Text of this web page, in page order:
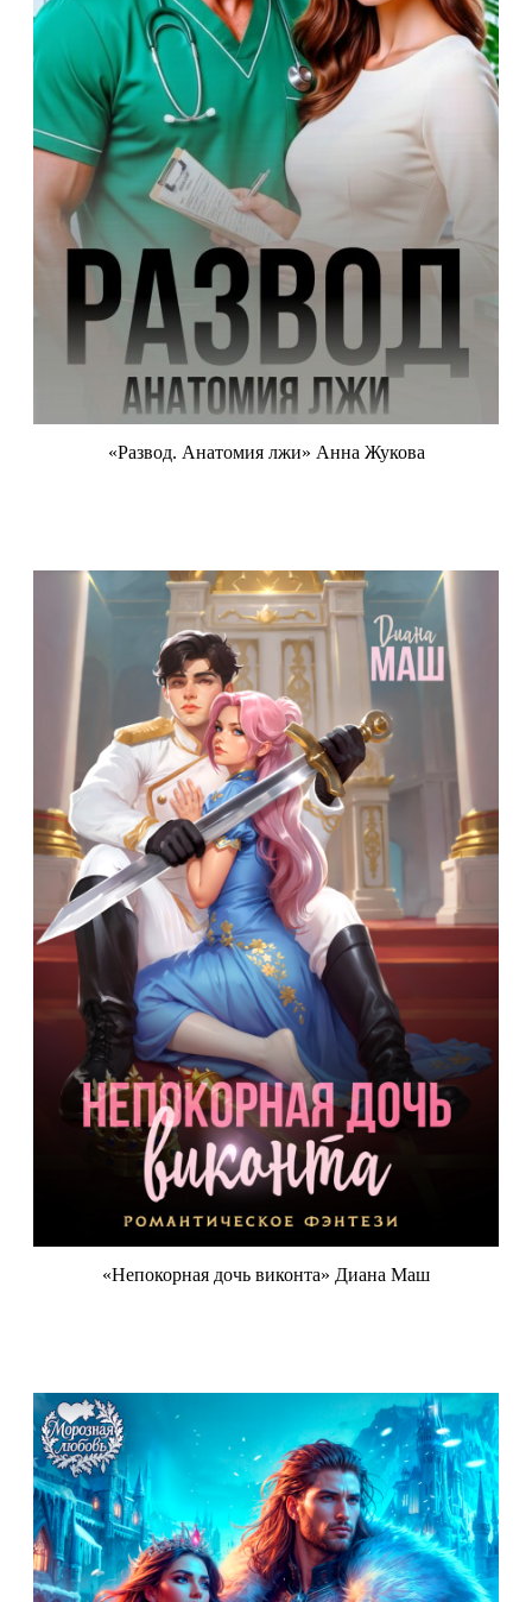
«Развод. Анатомия лжи» Анна Жукова
«Непокорная дочь виконта» Диана Маш